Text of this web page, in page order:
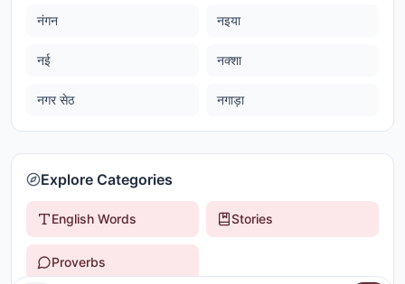
नंगन नइया
नई नक्शा
नगर सेठ नगाड़ा
Explore Categories
English Words Stories
Proverbs